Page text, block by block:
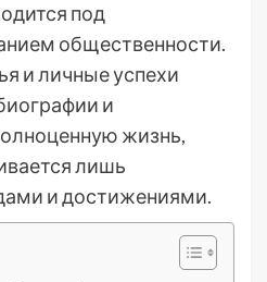
под
общественности.
и личные успехи
и
жизнь,
лишь
и достижениями.